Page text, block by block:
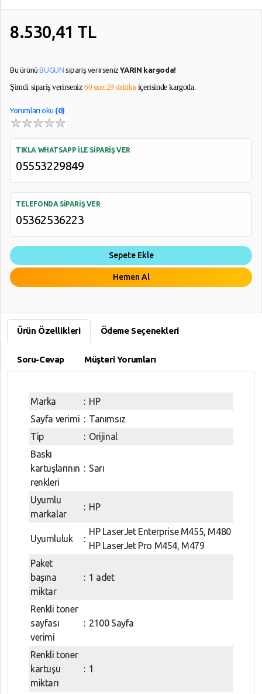
8.530,41 TL
Bu ürünüBUGÜN sipariş verirsenizYARIN kargoda!
Şimdi sipariş verirseniz 60 saat 29 dakika içerisinde kargoda.
Yorumları oku (0)
TIKLA WHATSAPP İLE SİPARİŞ VER
05553229849
TELEFONDA SİPARİŞ VER
05362536223
Sepete Ekle
Hemen Al
Ürün Özellikleri Ödeme Seçenekleri
Soru-Cevap Müşteri Yorumları
Marka : HP
Sayfa verimi : Tanımsız
Tip
: Orijinal
Baskı
kartuşlarının
renkleri
: Sarı
Uyumlu
markalar
: HP
Uyumluluk :
HP LaserJet Enterprise M455, M480
HP LaserJet Pro M454, M479
Paket
başına
miktar
: 1 adet
Renkli toner
sayfası
verimi
: 2100 Sayfa
Renkli toner
kartuşu
miktarı
: 1